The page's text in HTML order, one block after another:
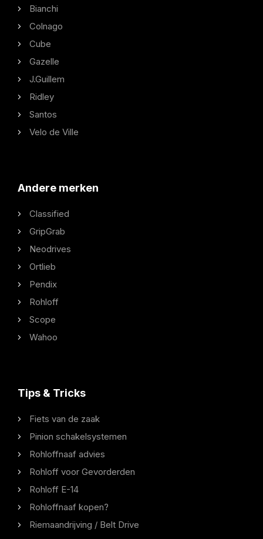
Bianchi
Colnago
Cube
Gazelle
J.Guillem
Ridley
Santos
Velo de Ville
Andere merken
Classified
GripGrab
Neodrives
Ortlieb
Pendix
Rohloff
Scope
Wahoo
Tips & Tricks
Fiets van de zaak
Pinion schakelsystemen
Rohloffnaaf advies
Rohloff voor Gevorderden
Rohloff E-14
Rohloffnaaf kopen?
Riemaandrijving / Belt Drive